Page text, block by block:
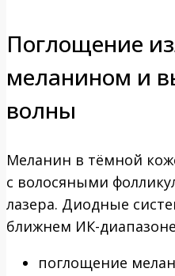
Поглощение
меланином и
волны
Меланин в тёмной
с волосяными
лазера. Диодные
ближнем ИК-
поглощение